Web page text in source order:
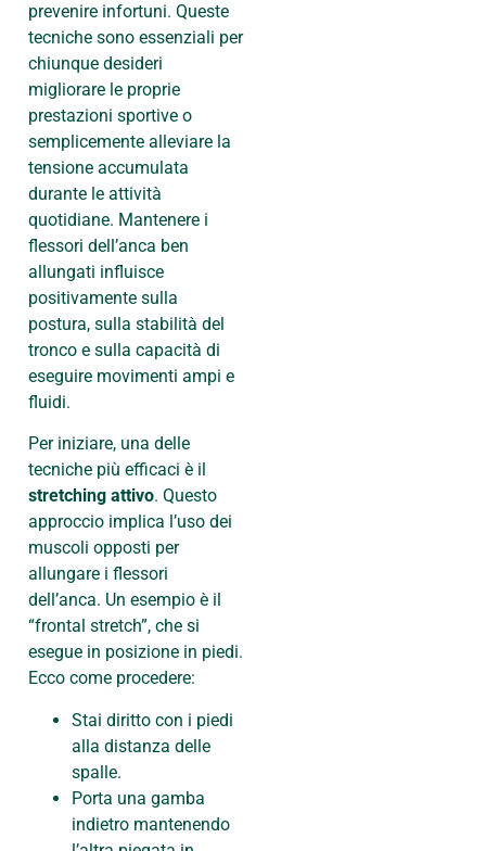
prevenire infortuni. Queste
tecniche sono essenziali per
chiunque desideri
migliorare le proprie
prestazioni sportive o
semplicemente alleviare la
tensione accumulata
durante le attività
quotidiane. Mantenere i
flessori dell’anca ben
allungati influisce
positivamente sulla
postura, sulla stabilità del
tronco e sulla capacità di
eseguire movimenti ampi e
fluidi.
Per iniziare, una delle
tecniche più efficaci è il
stretching attivo. Questo
approccio implica l’uso dei
muscoli opposti per
allungare i flessori
dell’anca. Un esempio è il
“frontal stretch”, che si
esegue in posizione in piedi.
Ecco come procedere:
Stai diritto con i piedi
alla distanza delle
spalle.
Porta una gamba
indietro mantenendo